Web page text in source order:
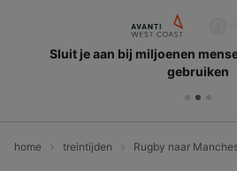
Sluit je aan bij miljoenen
gebruiken
home treintijden Rugby naar